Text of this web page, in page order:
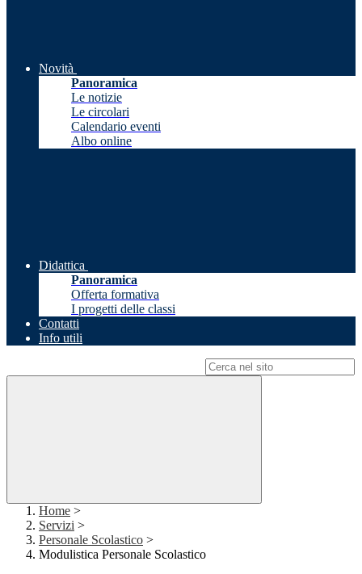
Novità
Panoramica
Le notizie
Le circolari
Calendario eventi
Albo online
Didattica
Panoramica
Offerta formativa
I progetti delle classi
Contatti
Info utili
Home >
Servizi >
Personale Scolastico >
Modulistica Personale Scolastico